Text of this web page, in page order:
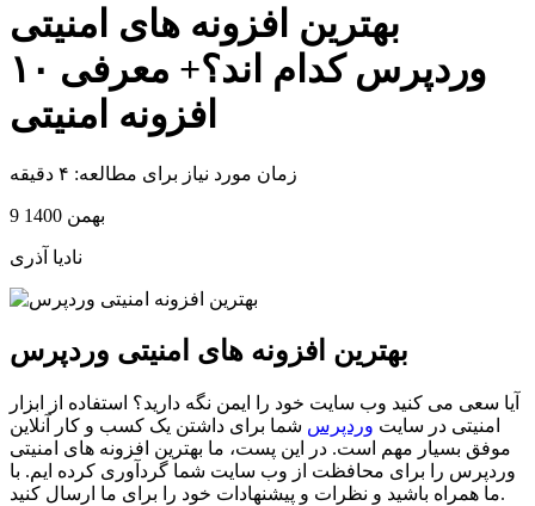
بهترین افزونه های امنیتی
وردپرس کدام اند؟+ معرفی ۱۰
افزونه امنیتی
زمان مورد نیاز برای مطالعه: ۴ دقیقه
9 بهمن 1400
نادیا آذری
بهترین افزونه های امنیتی وردپرس
آیا سعی می کنید وب سایت خود را ایمن نگه دارید؟ استفاده از ابزار
امنیتی در سایت وردپرس شما برای داشتن یک کسب و کار آنلاین
موفق بسیار مهم است. در این پست، ما بهترین افزونه های امنیتی
وردپرس را برای محافظت از وب سایت شما گردآوری کرده ایم. با
ما همراه باشید و نظرات و پیشنهادات خود را برای ما ارسال کنید.